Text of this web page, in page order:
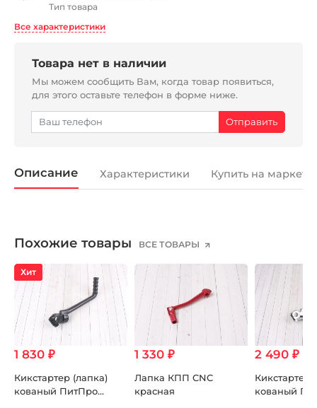
Тип товара
Все характеристики
Товара нет в наличии
Мы можем сообщить Вам, когда товар появиться,
для этого оставьте телефон в форме ниже.
Описание Характеристики Купить на
Похожие товары ВСЕ ТОВАРЫ
Хит
1 830 ₽
Кикстартер (лапка)
кованый ПитПро
1 330 ₽
Лапка КПП CNC
красная
2 490 ₽
Кикстартер
кованый